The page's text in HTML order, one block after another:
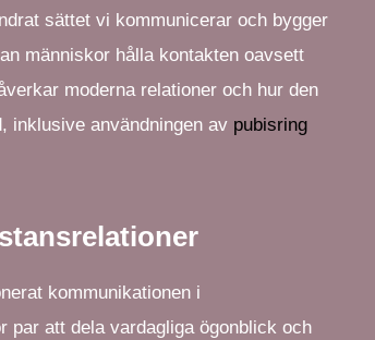
sättet vi kommunicerar och bygger
människor hålla kontakten oavsett
moderna relationer och hur den
inklusive användningen av pubisring
kommunikationen i
par att dela vardagliga ögonblick och